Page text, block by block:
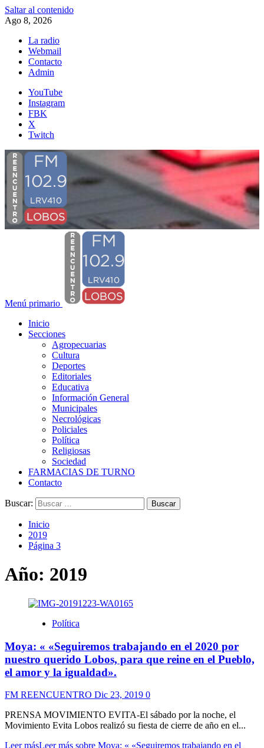
Saltar al contenido
Ago 8, 2026
La radio
Webmail
Contacto
Admin
YouTube
Instagram
FBK
X
Twitch
Menú primario
Inicio
Secciones
Agropecuarias
Cultura
Deportes
Editoriales
Educativa
Información General
Municipales
Necrológicas
Policiales
Política
Religiosas
Sociedad
FARMACIAS DE TURNO
Contacto
Buscar:
Inicio
2019
Página 3
Año: 2019
Política
Moya: « «Seguiremos trabajando en el 2020 por
nuestro querido Lobos, para que reine en el Pueblo,
el amor y la igualdad».
FM REENCUENTRO Dic 23, 2019 0
PRENSA MOVIMIENTO EVITA-El sábado por la noche, el
Movimiento Evita Lobos realizó su fiesta de cierre de año en el...
Leer másLeer más sobre Moya: « «Seguiremos trabajando en el